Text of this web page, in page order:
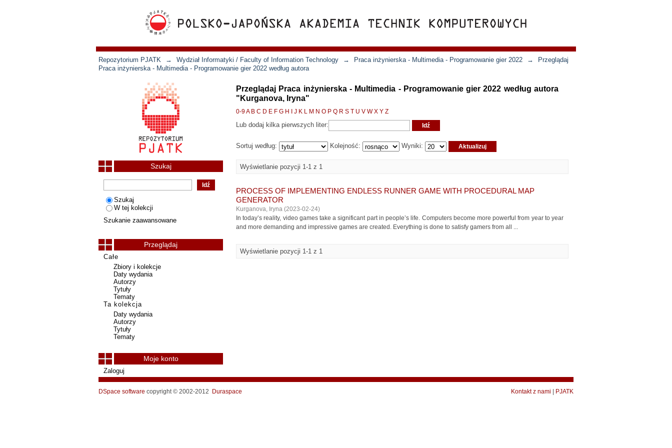
Repozytorium PJATK → Wydział Informatyki / Faculty of Information Technology → Praca inżynierska - Multimedia - Programowanie gier 2022 →
Przeglądaj
Praca inżynierska - Multimedia - Programowanie gier 2022 według autora
Przeglądaj Praca inżynierska - Multimedia - Programowanie gier 2022 według autora
"Kurganova, Iryna"
0-9A B C D E F G H J K L M N O P Q R S T U V W X Y Z
Lub dodaj kilka pierwszych liter:
Sortuj według: Kolejność: Wyniki:
Wyświetlanie pozycji 1-1 z 1
PROCESS OF IMPLEMENTING ENDLESS RUNNER GAME WITH PROCEDURAL MAP
GENERATOR
Kurganova, Iryna (2023-02-24)
In today’s reality, video games take a significant part in people’s life. Computers become more powerful from year to year
and more demanding and impressive games are created. Everything is done to satisfy gamers from all ...
Wyświetlanie pozycji 1-1 z 1
Szukaj
Szukaj
W tej kolekcji
Szukanie zaawansowane
Przeglądaj
Całe
Zbiory i kolekcje
Daty wydania
Autorzy
Tytuły
Tematy
Ta kolekcja
Daty wydania
Autorzy
Tytuły
Tematy
Moje konto
Zaloguj
DSpace software copyright © 2002-2012 Duraspace Kontakt z nami PJATK